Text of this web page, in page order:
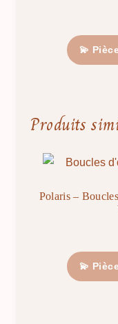
💫
Produits
Polaris –
💫